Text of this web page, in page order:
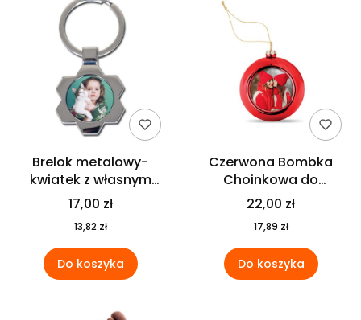
Brelok metalowy-
kwiatek z własnym
nadrukiem
17,00 zł
13,82 zł
Do koszyka
Czerwona Bombka
Choinkowa do
Personalizacji
22,00 zł
17,89 zł
Do koszyka